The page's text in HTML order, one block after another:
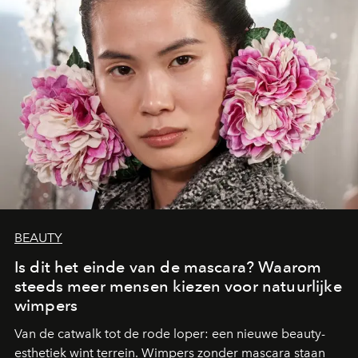
BEAUTY
Is dit het einde van de mascara? Waarom
steeds meer mensen kiezen voor natuurlijke
wimpers
Van de catwalk tot de rode loper: een nieuwe beauty-
esthetiek wint terrein. Wimpers zonder mascara staan